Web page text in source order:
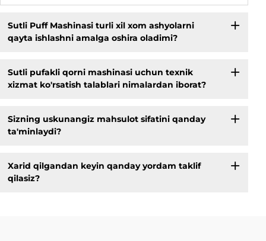
Sutli Puff Mashinasi turli xil xom ashyolarni
qayta ishlashni amalga oshira oladimi?
Sutli pufakli qorni mashinasi uchun texnik
xizmat ko'rsatish talablari nimalardan iborat?
Sizning uskunangiz mahsulot sifatini qanday
ta'minlaydi?
Xarid qilgandan keyin qanday yordam taklif
qilasiz?